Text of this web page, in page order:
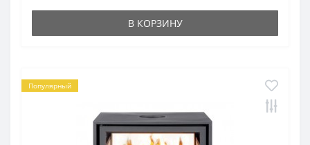
В КОРЗИНУ
Популярный